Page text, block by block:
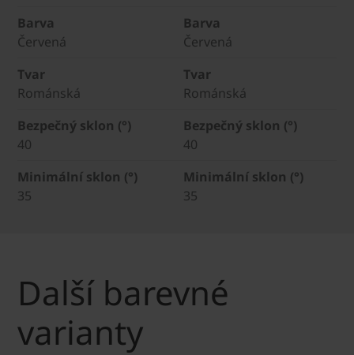
Barva
Červená
Barva
Červená
Tvar
Románská
Tvar
Románská
Bezpečný sklon (°)
40
Bezpečný sklon (°)
40
Minimální sklon (°)
35
Minimální sklon (°)
35
Další barevné
varianty